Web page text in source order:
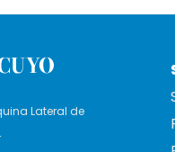
Lateral de